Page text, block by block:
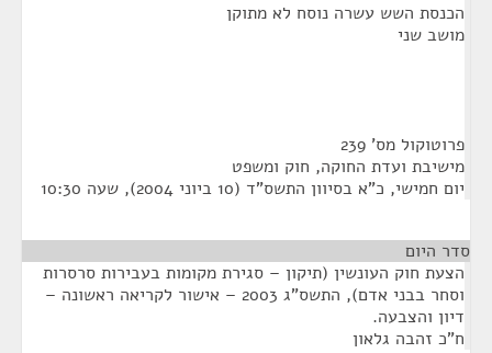
הכנסת השש עשרה נוסח לא מתוקן
מושב שני
פרוטוקול מס' 239
מישיבת ועדת החוקה, חוק ומשפט
יום חמישי, כ"א בסיוון התשס"ד (10 ביוני 2004), שעה 10:30
סדר היום
הצעת חוק העונשין (תיקון – סגירת מקומות בעבירות סרסרות
וסחר בבני אדם), התשס"ג 2003 – אישור לקריאה ראשונה –
דיון והצבעה.
ח"כ זהבה גלאון